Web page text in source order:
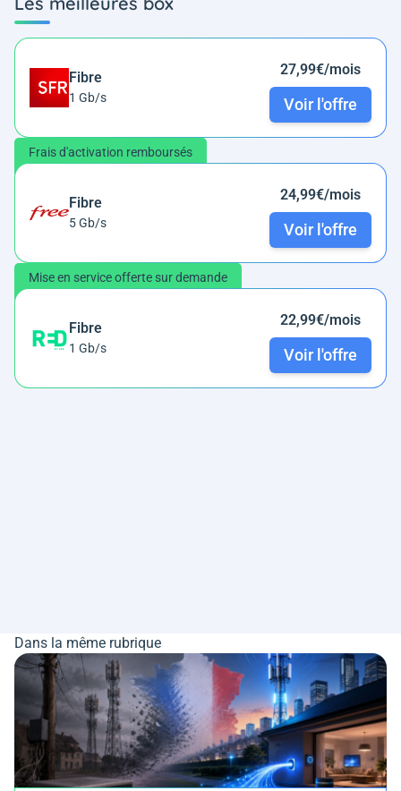
Fibre
1 Gb/s
27,99€/mois
Voir l'offre
Frais d'activation remboursés
Fibre
5 Gb/s
24,99€/mois
Voir l'offre
Mise en service offerte sur demande
Fibre
1 Gb/s
22,99€/mois
Voir l'offre
Dans la même rubrique